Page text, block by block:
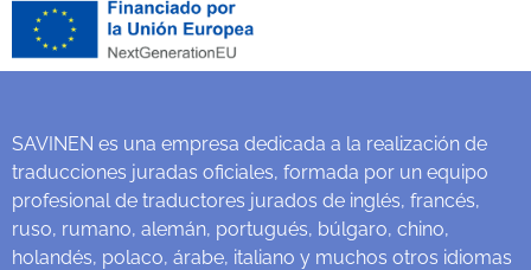
SAVINEN es una empresa dedicada a la realización de
traducciones juradas oficiales, formada por un equipo
profesional de traductores jurados de inglés, francés,
ruso, rumano, alemán, portugués, búlgaro, chino,
holandés, polaco, árabe, italiano y muchos otros idiomas